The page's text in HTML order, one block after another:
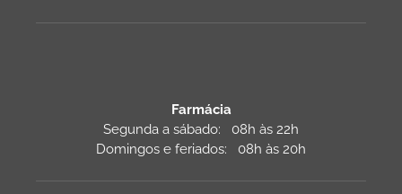
Farmácia
Segunda a sábado: 08h às 22h
Domingos e feriados: 08h às 20h